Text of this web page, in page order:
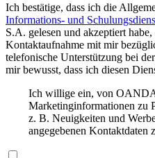
Ich bestätige, dass ich die
Informations- und
S.A. gelesen und akzeptiert
Kontaktaufnahme mit mir
telefonische Unterstützung bei
mir bewusst, dass ich diesen
Ich willige ein, von
Marketinginformationen zu
z. B. Neuigkeiten und
angegebenen Kontaktdaten